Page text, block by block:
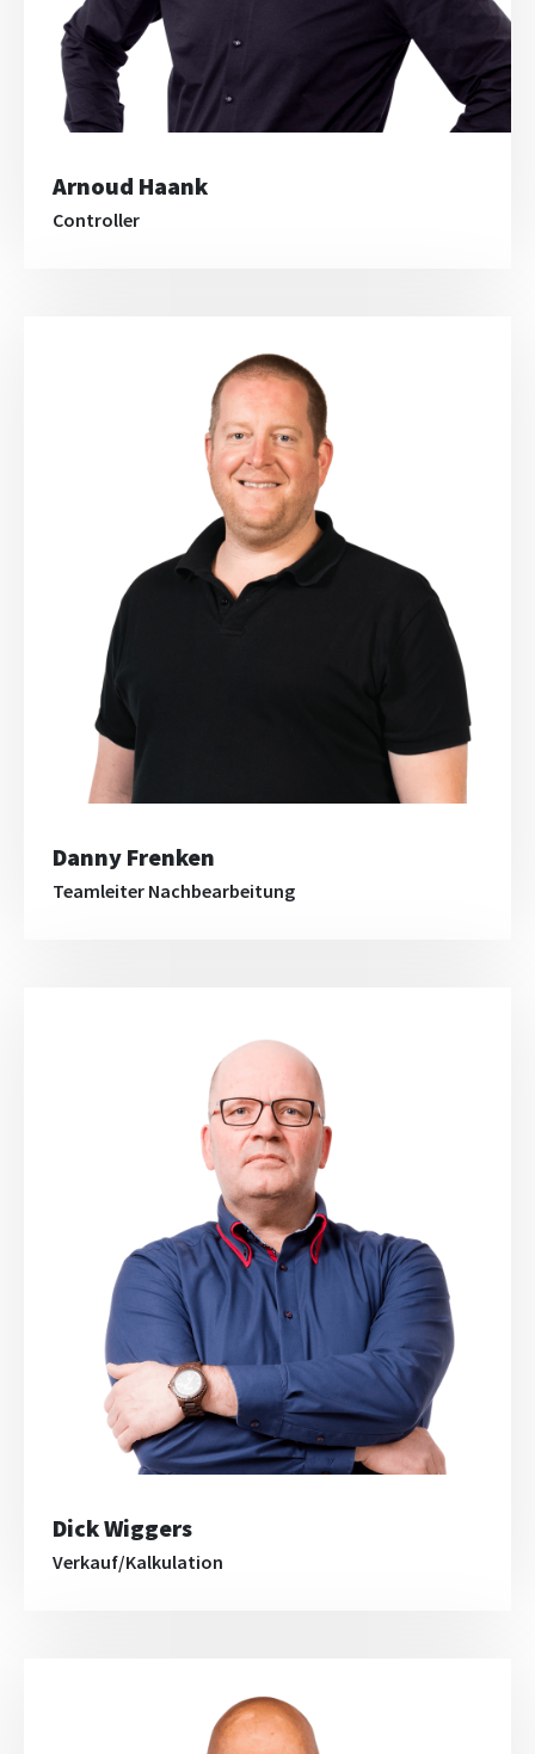
Arnoud Haank
Controller
Danny Frenken
Teamleiter Nachbearbeitung
Dick Wiggers
Verkauf/Kalkulation